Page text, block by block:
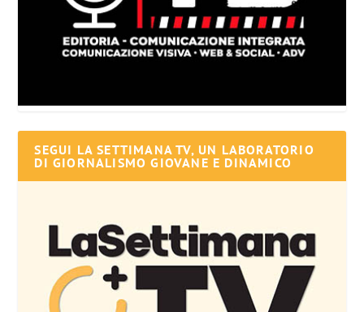
SEGUI LA SETTIMANA TV, UN LABORATORIO
DI GIORNALISMO GIOVANE E DINAMICO